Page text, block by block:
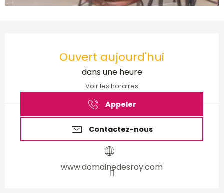
Ouvert aujourd'hui
dans une heure
Voir les horaires
Appeler
Contactez-nous
www.domainedesroy.com